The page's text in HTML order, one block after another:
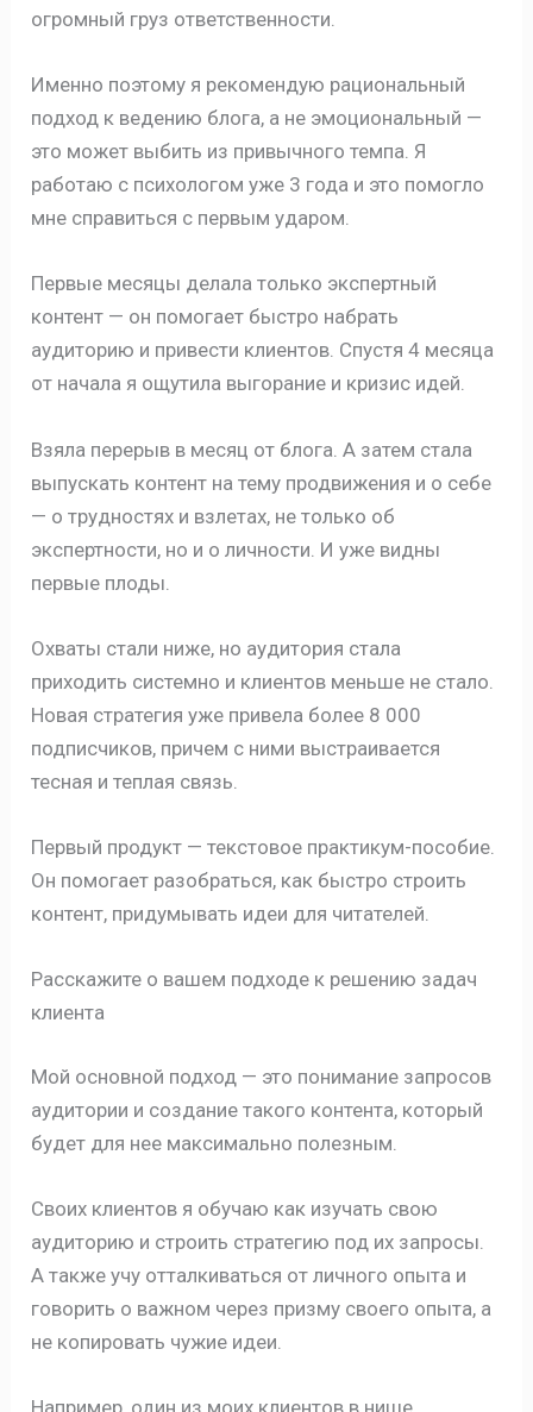
огромный груз ответственности.
Именно поэтому я рекомендую рациональный
подход к ведению блога, а не эмоциональный —
это может выбить из привычного темпа. Я
работаю с психологом уже 3 года и это помогло
мне справиться с первым ударом.
Первые месяцы делала только экспертный
контент — он помогает быстро набрать
аудиторию и привести клиентов. Спустя 4 месяца
от начала я ощутила выгорание и кризис идей.
Взяла перерыв в месяц от блога. А затем стала
выпускать контент на тему продвижения и о себе
— о трудностях и взлетах, не только об
экспертности, но и о личности. И уже видны
первые плоды.
Охваты стали ниже, но аудитория стала
приходить системно и клиентов меньше не стало.
Новая стратегия уже привела более 8 000
подписчиков, причем с ними выстраивается
тесная и теплая связь.
Первый продукт — текстовое практикум-пособие.
Он помогает разобраться, как быстро строить
контент, придумывать идеи для читателей.
Расскажите о вашем подходе к решению задач
клиента
Мой основной подход — это понимание запросов
аудитории и создание такого контента, который
будет для нее максимально полезным.
Своих клиентов я обучаю как изучать свою
аудиторию и строить стратегию под их запросы.
А также учу отталкиваться от личного опыта и
говорить о важном через призму своего опыта, а
не копировать чужие идеи.